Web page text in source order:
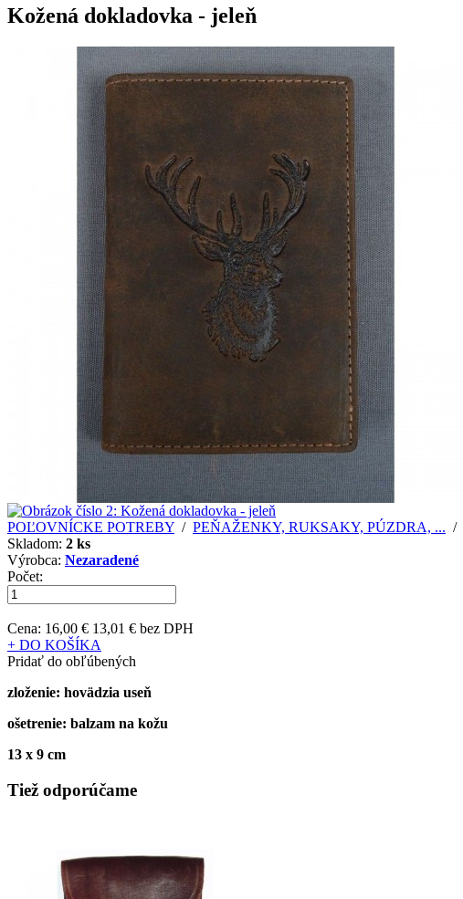
Kožená dokladovka - jeleň
POĽOVNÍCKE POTREBY / PEŇAŽENKY, RUKSAKY, PÚZDRA, ... /
Skladom: 2 ks
Výrobca: Nezaradené
Počet:
Cena: 16,00 € 13,01 € bez DPH
+ DO KOŠÍKA
Pridať do obľúbených
zloženie: hovädzia useň
ošetrenie: balzam na kožu
13 x 9 cm
Tiež odporúčame